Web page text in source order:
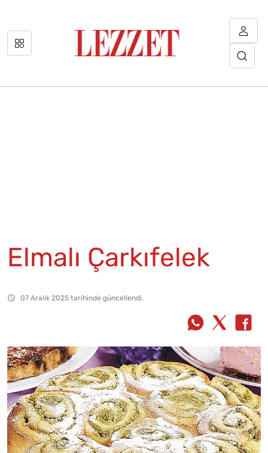
Elmalı Çarkıfelek
07 Aralık 2025 tarihinde güncellendi.